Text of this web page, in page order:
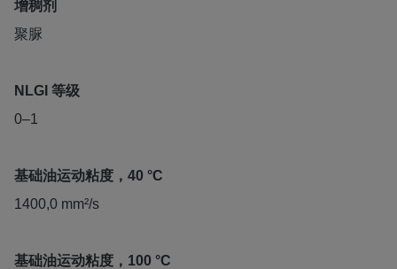
增稠剂
聚脲
NLGI 等级
0–1
基础油运动粘度，40 °C
1400,0 mm²/s
基础油运动粘度，100 °C